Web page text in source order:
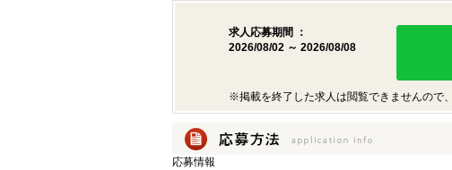
求人応募期間 ：
2026/08/02 ～ 2026/08/08
※掲載を終了した求人は閲覧できませんので
応募情報